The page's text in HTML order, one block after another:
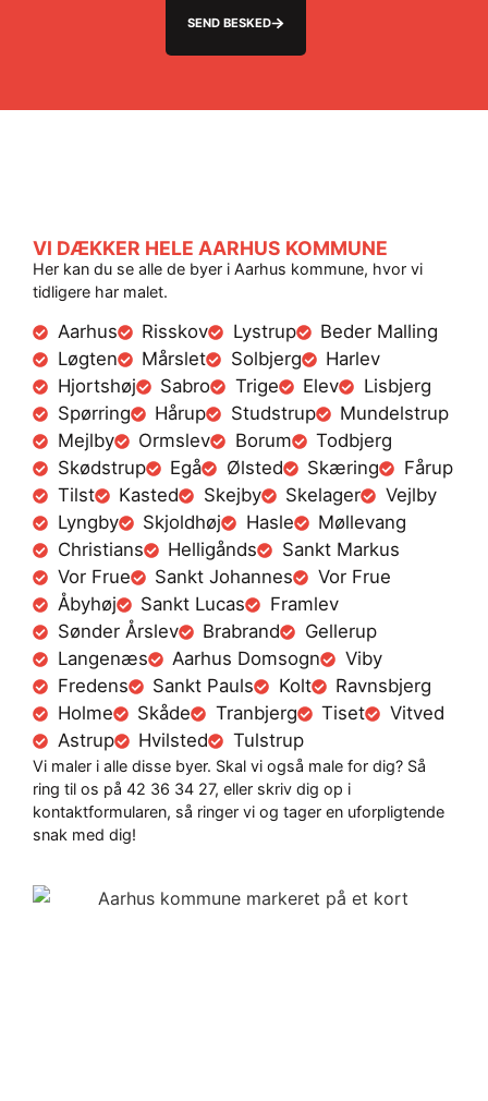
SEND BESKED
VI DÆKKER HELE AARHUS KOMMUNE
Her kan du se alle de byer i Aarhus kommune, hvor vi
tidligere har malet.
Aarhus Risskov Lystrup
Beder Malling
Løgten
Mårslet Solbjerg
Harlev
Hjortshøj
Sabro Trige Elev
Lisbjerg
Spørring
Hårup Studstrup
Mundelstrup
Mejlby
Ormslev Borum
Todbjerg
Skødstrup
Egå Ølsted Skæring
Fårup
Tilst
Kasted Skejby Skelager
Vejlby
Lyngby
Skjoldhøj Hasle
Møllevang
Christians
Helligånds
Sankt Markus
Vor Frue
Sankt Johannes
Vor Frue
Åbyhøj
Sankt Lucas
Framlev
Sønder Årslev
Brabrand
Gellerup
Langenæs
Aarhus Domsogn
Viby
Fredens
Sankt Pauls Kolt
Ravnsbjerg
Holme
Skåde Tranbjerg Tiset
Vitved
Astrup
Hvilsted Tulstrup
Vi maler i alle disse byer. Skal vi også male for dig? Så
ring til os på 42 36 34 27, eller skriv dig op i
kontaktformularen, så ringer vi og tager en uforpligtende
snak med dig!